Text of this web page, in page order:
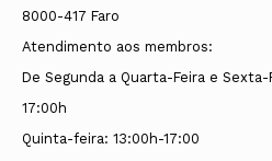
da Ordem dos Arquitectos
diretamente universidades
teve lugar na sede
Teotónio Pereira), em
8000-417 Faro
Atendimento aos membros:
De Segunda a Quarta-Feira e
17:00h
Quinta-feira: 13:00h-17:00